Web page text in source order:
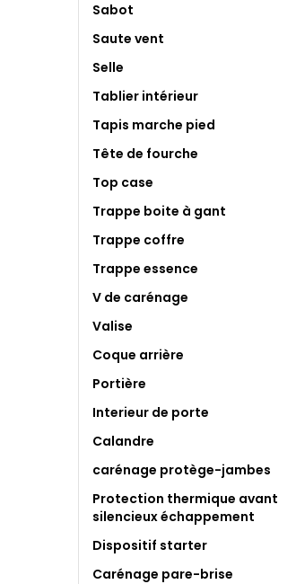
Sabot
Saute vent
Selle
Tablier intérieur
Tapis marche pied
Tête de fourche
Top case
Trappe boite à gant
Trappe coffre
Trappe essence
V de carénage
Valise
Coque arrière
Portière
Interieur de porte
Calandre
carénage protège-jambes
Protection thermique avant
silencieux échappement
Dispositif starter
Carénage pare-brise